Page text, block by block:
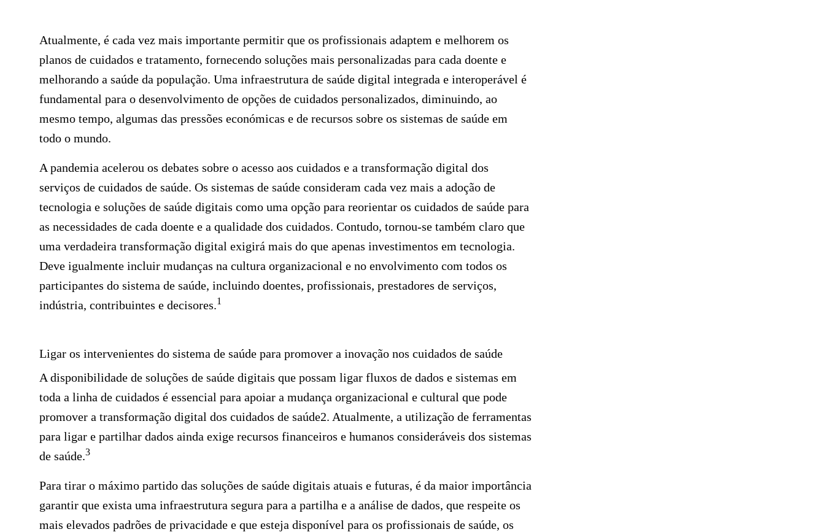
Atualmente, é cada vez mais importante permitir que os profissionais adaptem e melhorem os
planos de cuidados e tratamento, fornecendo soluções mais personalizadas para cada doente e
melhorando a saúde da população. Uma infraestrutura de saúde digital integrada e interoperável é
fundamental para o desenvolvimento de opções de cuidados personalizados, diminuindo, ao
mesmo tempo, algumas das pressões económicas e de recursos sobre os sistemas de saúde em
todo o mundo.
A pandemia acelerou os debates sobre o acesso aos cuidados e a transformação digital dos
serviços de cuidados de saúde. Os sistemas de saúde consideram cada vez mais a adoção de
tecnologia e soluções de saúde digitais como uma opção para reorientar os cuidados de saúde para
as necessidades de cada doente e a qualidade dos cuidados. Contudo, tornou-se também claro que
uma verdadeira transformação digital exigirá mais do que apenas investimentos em tecnologia.
Deve igualmente incluir mudanças na cultura organizacional e no envolvimento com todos os
participantes do sistema de saúde, incluindo doentes, profissionais, prestadores de serviços,
indústria, contribuintes e decisores.1
Ligar os intervenientes do sistema de saúde para promover a inovação nos cuidados de saúde
A disponibilidade de soluções de saúde digitais que possam ligar fluxos de dados e sistemas em
toda a linha de cuidados é essencial para apoiar a mudança organizacional e cultural que pode
promover a transformação digital dos cuidados de saúde2. Atualmente, a utilização de ferramentas
para ligar e partilhar dados ainda exige recursos financeiros e humanos consideráveis dos sistemas
de saúde.3
Para tirar o máximo partido das soluções de saúde digitais atuais e futuras, é da maior importância
garantir que exista uma infraestrutura segura para a partilha e a análise de dados, que respeite os
mais elevados padrões de privacidade e que esteja disponível para os profissionais de saúde, os